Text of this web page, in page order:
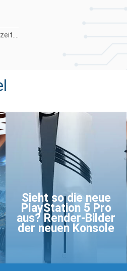
Sieht so die neue
PlayStation 5 Pro
aus? Render-Bilder
der neuen Konsole